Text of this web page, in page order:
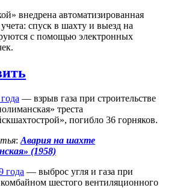
внедрена автоматизированная
спуск в шахту и выезд на
с помощью электронных
— взрыв газа при строительстве
треста
погибло 36 горняков.
: Авария на шахте
(1958)
года — выброс угля и газа при
шестого вентиляционного